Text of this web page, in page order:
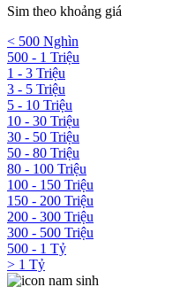
Sim theo khoảng giá
< 500 Nghìn
500 - 1 Triệu
1 - 3 Triệu
3 - 5 Triệu
5 - 10 Triệu
10 - 30 Triệu
30 - 50 Triệu
50 - 80 Triệu
80 - 100 Triệu
100 - 150 Triệu
150 - 200 Triệu
200 - 300 Triệu
300 - 500 Triệu
500 - 1 Tỷ
> 1 Tỷ